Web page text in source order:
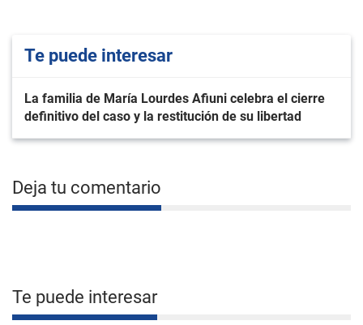
Te puede interesar
La familia de María Lourdes Afiuni celebra el cierre
definitivo del caso y la restitución de su libertad
Deja tu comentario
Te puede interesar